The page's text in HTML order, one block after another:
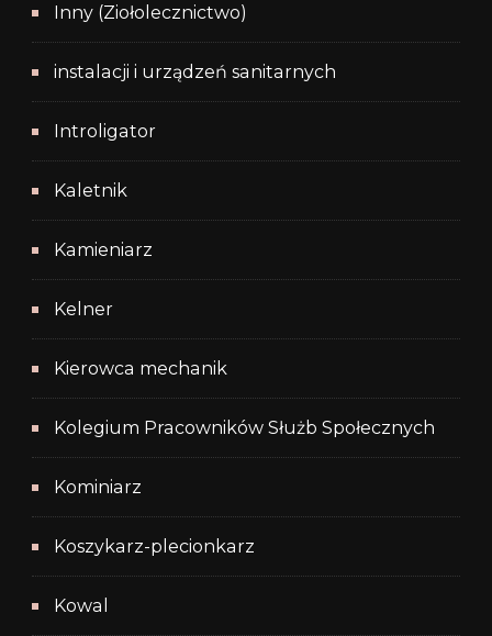
Inny (Ziołolecznictwo)
instalacji i urządzeń sanitarnych
Introligator
Kaletnik
Kamieniarz
Kelner
Kierowca mechanik
Kolegium Pracowników Służb Społecznych
Kominiarz
Koszykarz-plecionkarz
Kowal